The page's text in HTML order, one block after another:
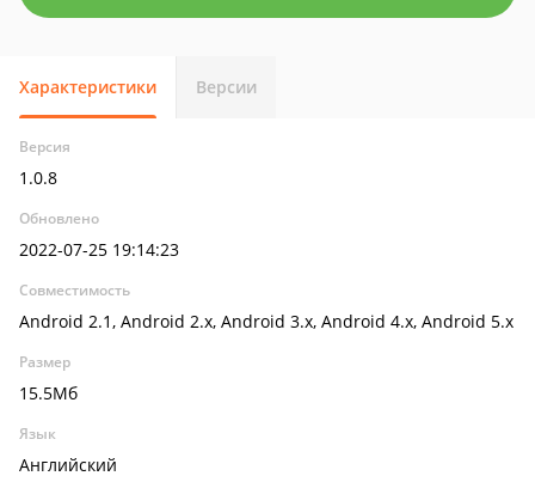
Характеристики Версии
Версия
1.0.8
Обновлено
2022-07-25 19:14:23
Совместимость
Android 2.1, Android 2.x, Android 3.x, Android 4.x, Android 5.x
Размер
15.5Мб
Язык
Английский